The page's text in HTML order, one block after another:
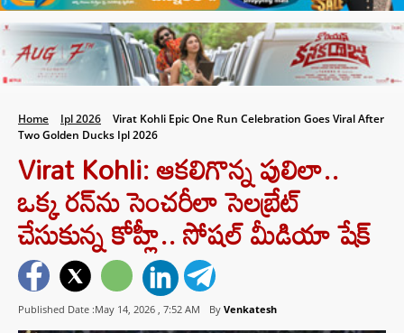
Home Ipl 2026
Virat Kohli Epic One Run Celebration Goes Viral After
Two Golden Ducks Ipl 2026
Virat Kohli: ఆకలిగొన్న పులిలా..
ఒక్క రన్‌ను సెంచరీలా సెలబ్రేట్
చేసుకున్న కోహ్లీ.. సోషల్ మీడియా షేక్
Published Date :May 14, 2026 , 7:52 AM By Venkatesh